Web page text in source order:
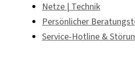
Netze | Technik
Persönlicher
Service-Hotline &